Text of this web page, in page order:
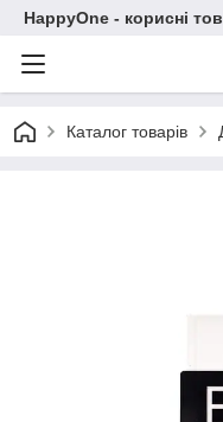
HappyOne - корисні
Каталог товарів